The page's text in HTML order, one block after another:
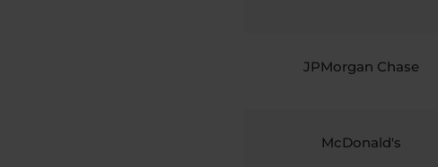
JPMorgan Chase
McDonald's